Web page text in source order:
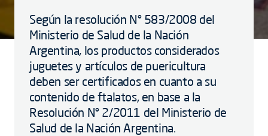
Según la resolución N° 583/2008 del
Ministerio de Salud de la Nación
Argentina, los productos considerados
juguetes y artículos de puericultura
deben ser certificados en cuanto a su
contenido de ftalatos, en base a la
Resolución N° 2/2011 del Ministerio de
Salud de la Nación Argentina.